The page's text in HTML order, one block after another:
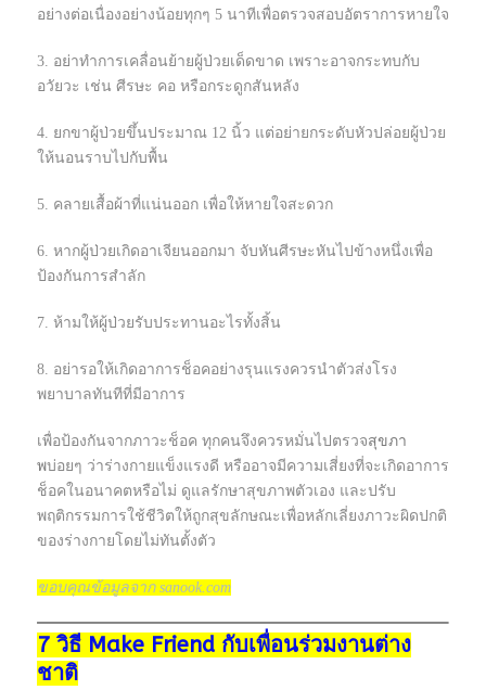
อย่างต่อเนื่องอย่างน้อยทุกๆ 5 นาทีเพื่อตรวจสอบอัตราการหายใจ
3. อย่าทำการเคลื่อนย้ายผู้ป่วยเด็ดขาด เพราะอาจกระทบกับ
อวัยวะ เช่น ศีรษะ คอ หรือกระดูกสันหลัง
4. ยกขาผู้ป่วยขึ้นประมาณ 12 นิ้ว แต่อย่ายกระดับหัวปล่อยผู้ป่วย
ให้นอนราบไปกับพื้น
5. คลายเสื้อผ้าที่แน่นออก เพื่อให้หายใจสะดวก
6. หากผู้ป่วยเกิดอาเจียนออกมา จับหันศีรษะหันไปข้างหนึ่งเพื่อ
ป้องกันการสำลัก
7. ห้ามให้ผู้ป่วยรับประทานอะไรทั้งสิ้น
8. อย่ารอให้เกิดอาการช็อคอย่างรุนแรงควรนำตัวส่งโรง
พยาบาลทันทีที่มีอาการ
เพื่อป้องกันจากภาวะช็อค ทุกคนจึงควรหมั่นไปตรวจสุขภา
พบ่อยๆ ว่าร่างกายแข็งแรงดี หรืออาจมีความเสี่ยงที่จะเกิดอาการ
ช็อคในอนาคตหรือไม่ ดูแลรักษาสุขภาพตัวเอง และปรับ
พฤติกรรมการใช้ชีวิตให้ถูกสุขลักษณะเพื่อหลักเลี่ยงภาวะผิดปกติ
ของร่างกายโดยไม่ทันตั้งตัว
ขอบคุณข้อมูลจาก sanook.com
7 วิธี Make Friend กับเพื่อนร่วมงานต่าง
ชาติ